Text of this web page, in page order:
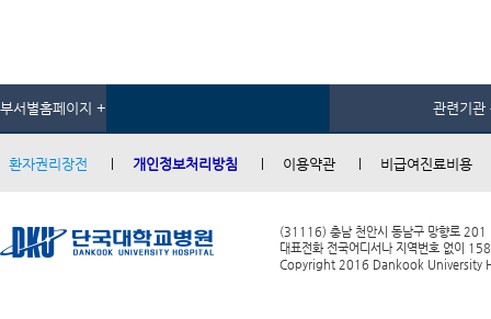
부서별홈페이지 + 관련기관
환자권리장전 개인정보처리방침 이용약관 비급여진료비용
(31116) 충남 천안시 동남구 망향로 201
대표전화 전국어디서나 지역번호 없이
Copyright 2016 Dankook University